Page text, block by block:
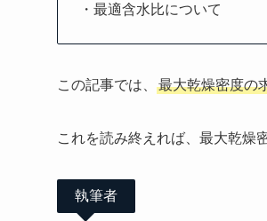
・最適含水比について
この記事では、 最大乾燥密度の
これを読み終えれば、最大乾燥
執筆者